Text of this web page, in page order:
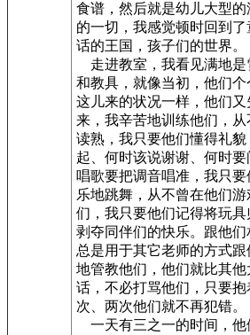
食谱，然后就是幼儿大型
的一切，我感觉顿时回到
话的王国，孩子们的世界。
走进教室，我看见满地是
和教具，就像当初，他们个
这儿来的状况一样，他们又
来，我辛苦地训练他们，
读熟，我只要他们懂得礼
起、何时该说谢谢、何时
唱歌要把调音唱准，我只
乐地跳舞，从不曾在他们
们，我只要他们记得将玩
剥夺同伴们的快乐。跟他
总是用于其它老师的方式
地管教他们，他们就比其
话，不必打骂他们，只要
次、两次他们就不再犯错。
一天有三之一的时间，他